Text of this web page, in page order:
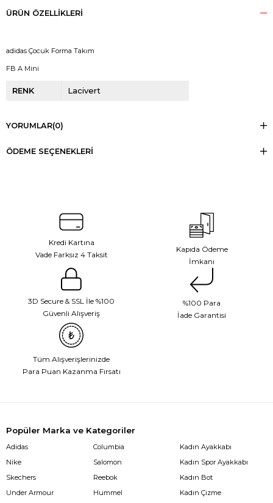
ÜRÜN ÖZELLIKLERI
adidas Çocuk Forma Takım
FB A Mini
RENK Lacivert
YORUMLAR(0)
ÖDEME SEÇENEKLERI
Kredi Kartına
Vade Farksız 4 Taksit
Kapıda Ödeme
İmkanı
3D Secure & SSL İle %100
Güvenli Alışveriş
%100 Para
İade Garantisi
Tüm Alışverişlerinizde
Para Puan Kazanma Fırsatı
Popüler Marka ve Kategoriler
Adidas
Nike
Skechers
Under Armour
Columbia
Salomon
Reebok
Hummel
Kadın Ayakkabı
Kadın Spor Ayakkabı
Kadın Bot
Kadın Çizme